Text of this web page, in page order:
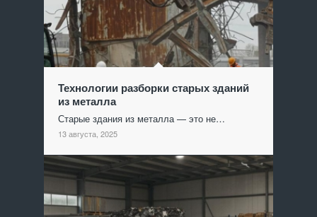
Технологии разборки старых зданий
из металла
Старые здания из металла — это не…
13 августа, 2025